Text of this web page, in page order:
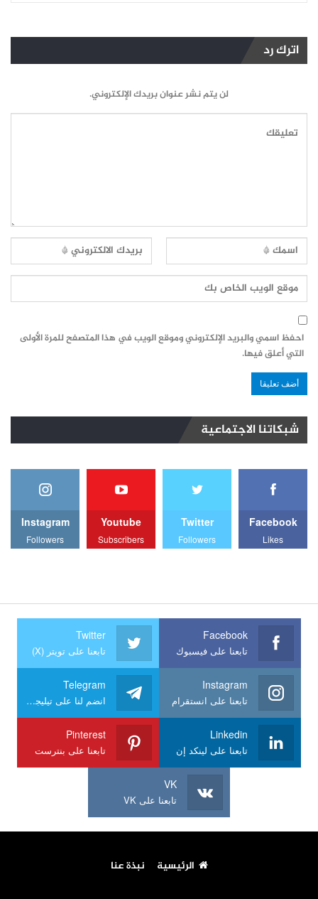
اترك رد
لن يتم نشر عنوان بريدك الإلكتروني.
احفظ اسمي والبريد الإلكتروني وموقع الويب في هذا المتصفح للمرة الأولى
التي أعلق فيها.
شبكاتنا الاجتماعية
Facebook
Likes
Twitter
Followers
Youtube
Subscribers
Instagram
Followers
Facebook
تابعنا على فيسبوك
Twitter
تابعنا على تويتر (X)
Instagram
تابعنا على انستقرام
Telegram
انضم لنا على تيليجرام
Linkedin
تابعنا على لينكد إن
Pinterest
تابعنا على بنترست
VK
تابعنا على VK
الرئيسية نبذة عنا